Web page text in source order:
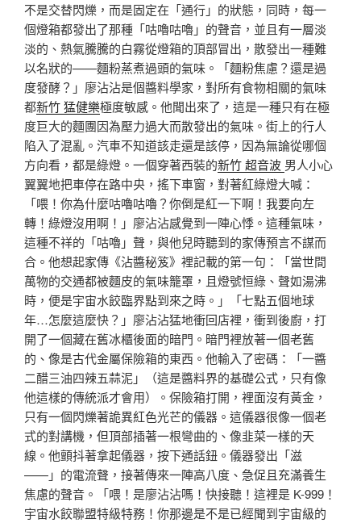
不是交替閃爍，而是固定在「通行」的狀態，同時，每一
個燈箱都發出了那種「咕嚕咕嚕」的聲音，並且有一層淡
淡的、熱氣騰騰的白霧從燈箱的頂部冒出，散發出一種難
以名狀的——麵粉蒸煮過頭的氣味。「麵粉焦慮？還是過
度發酵？」廖沾沾是個醬料學家，對所有食物相關的氣味
都新竹 猛健樂極度敏感。他聞出來了，這是一種只有在極
度巨大的麵團因為壓力過大而散發出的氣味。街上的行人
陷入了混亂。汽車不知道該走還是該停，因為無論從哪個
方向看，都是綠燈。一個穿著西裝的新竹 超音波 男人小心
翼翼地把車停在路中央，搖下車窗，對著紅綠燈大喊：
「喂！你為什麼咕嚕咕嚕？你倒是紅一下啊！我要向左
轉！綠燈沒用啊！」廖沾沾感覺到一陣心悸。這種氣味，
這種不祥的「咕嚕」聲，與他兒時聽到的家傳預言不謀而
合。他想起家傳《沾醬秘笈》裡記載的第一句：「當世間
萬物的交通都被麵皮的氣味籠罩，且燈號恒綠、聲如湯沸
時，便是宇宙水餃臨界點到來之時。」「七點五個地球
年…怎麼這麼快？」廖沾沾猛地衝回店裡，衝到後廚，打
開了一個藏在舊冰櫃後面的暗門。暗門裡放著一個老舊
的、像是古代金屬保險箱的東西。他輸入了密碼：「一醬
二醋三油四辣五蒜泥」（這是醬料界的基礎公式，只有像
他這樣的傳統派才會用）。保險箱打開，裡面沒有黃金，
只有一個閃爍著詭異紅色光芒的儀器。這儀器很像一個老
式的對講機，但頂部插著一根彎曲的、像韭菜一樣的天
線。他顫抖著拿起儀器，按下通話鈕。儀器發出「滋
——」的電流聲，接著傳來一陣高八度、急促且充滿養生
焦慮的聲音。「喂！是廖沾沾嗎！快接聽！這裡是 K-999！
宇宙水餃聯盟特級特務！你那邊是不是已經聞到宇宙級的